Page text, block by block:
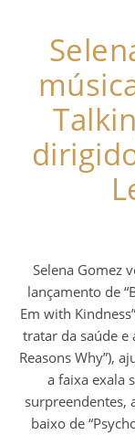
Selena Gomez voltou à música em grande estilo com o
lançamento de
Em with
tratar da saúde e
Reasons Why”),
a faixa exala
surpreendentes,
baixo de